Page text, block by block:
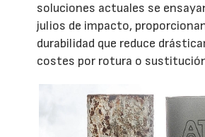
soluciones actuales se
julios de impacto,
durabilidad que reduce
costes por rotura o